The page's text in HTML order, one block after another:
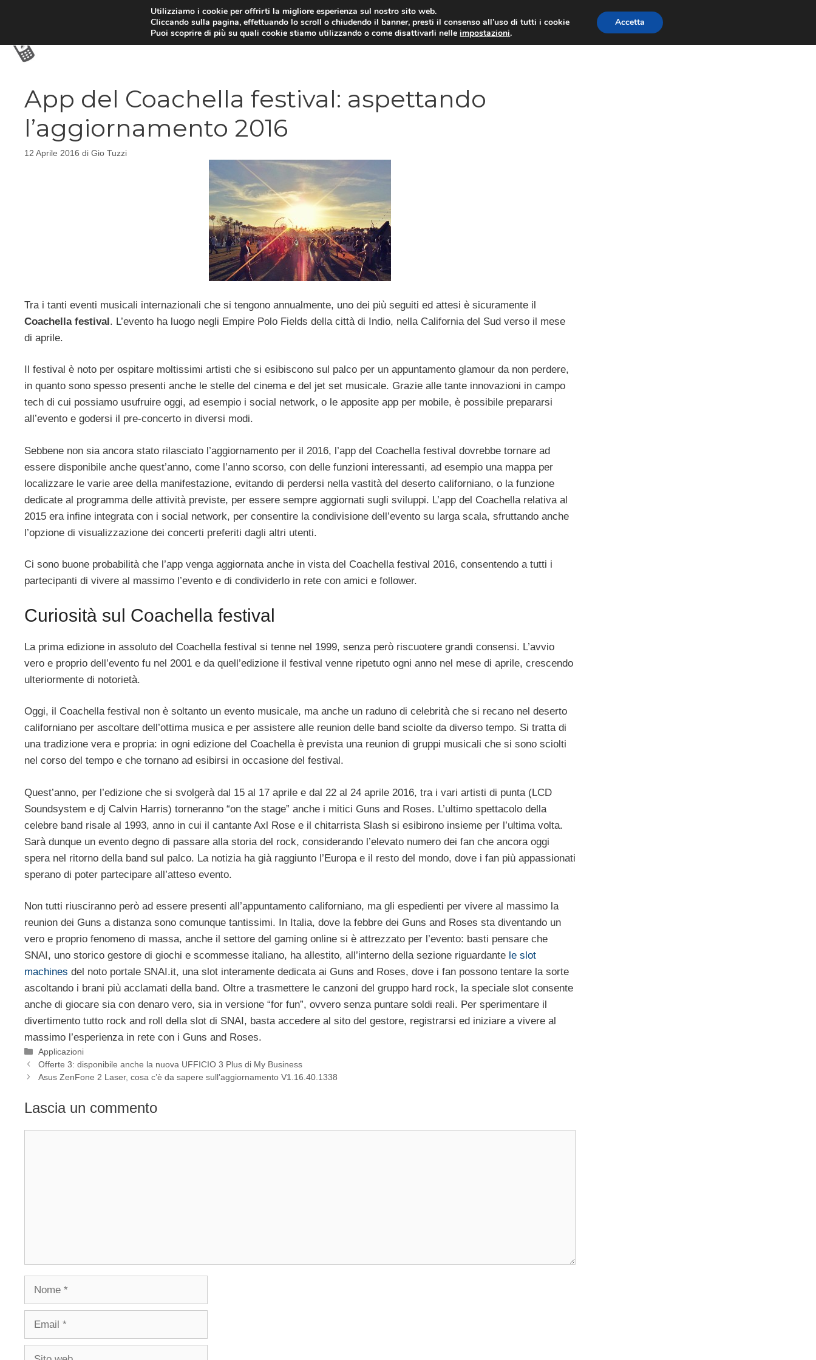
TARIFFE E PROMOZIONI
App del Coachella festival: aspettando
l’aggiornamento 2016
12 Aprile 2016 di Gio Tuzzi
Tra i tanti eventi musicali internazionali che si tengono annualmente, uno dei più seguiti ed attesi è sicuramente il
Coachella festival. L’evento ha luogo negli Empire Polo Fields della città di Indio, nella California del Sud verso il mese
di aprile.
Il festival è noto per ospitare moltissimi artisti che si esibiscono sul palco per un appuntamento glamour da non perdere,
in quanto sono spesso presenti anche le stelle del cinema e del jet set musicale. Grazie alle tante innovazioni in campo
tech di cui possiamo usufruire oggi, ad esempio i social network, o le apposite app per mobile, è possibile prepararsi
all’evento e godersi il pre-concerto in diversi modi.
Sebbene non sia ancora stato rilasciato l’aggiornamento per il 2016, l’app del Coachella festival dovrebbe tornare ad
essere disponibile anche quest’anno, come l’anno scorso, con delle funzioni interessanti, ad esempio una mappa per
localizzare le varie aree della manifestazione, evitando di perdersi nella vastità del deserto californiano, o la funzione
dedicate al programma delle attività previste, per essere sempre aggiornati sugli sviluppi. L’app del Coachella relativa al
2015 era infine integrata con i social network, per consentire la condivisione dell’evento su larga scala, sfruttando anche
l’opzione di visualizzazione dei concerti preferiti dagli altri utenti.
Ci sono buone probabilità che l’app venga aggiornata anche in vista del Coachella festival 2016, consentendo a tutti i
partecipanti di vivere al massimo l’evento e di condividerlo in rete con amici e follower.
Curiosità sul Coachella festival
La prima edizione in assoluto del Coachella festival si tenne nel 1999, senza però riscuotere grandi consensi. L’avvio
vero e proprio dell’evento fu nel 2001 e da quell’edizione il festival venne ripetuto ogni anno nel mese di aprile, crescendo
ulteriormente di notorietà.
Oggi, il Coachella festival non è soltanto un evento musicale, ma anche un raduno di celebrità che si recano nel deserto
californiano per ascoltare dell’ottima musica e per assistere alle reunion delle band sciolte da diverso tempo. Si tratta di
una tradizione vera e propria: in ogni edizione del Coachella è prevista una reunion di gruppi musicali che si sono sciolti
nel corso del tempo e che tornano ad esibirsi in occasione del festival.
Quest’anno, per l’edizione che si svolgerà dal 15 al 17 aprile e dal 22 al 24 aprile 2016, tra i vari artisti di punta (LCD
Soundsystem e dj Calvin Harris) torneranno “on the stage” anche i mitici Guns and Roses. L’ultimo spettacolo della
celebre band risale al 1993, anno in cui il cantante Axl Rose e il chitarrista Slash si esibirono insieme per l’ultima volta.
Sarà dunque un evento degno di passare alla storia del rock, considerando l’elevato numero dei fan che ancora oggi
spera nel ritorno della band sul palco. La notizia ha già raggiunto l’Europa e il resto del mondo, dove i fan più appassionati
sperano di poter partecipare all’atteso evento.
Non tutti riusciranno però ad essere presenti all’appuntamento californiano, ma gli espedienti per vivere al massimo la
reunion dei Guns a distanza sono comunque tantissimi. In Italia, dove la febbre dei Guns and Roses sta diventando un
vero e proprio fenomeno di massa, anche il settore del gaming online si è attrezzato per l’evento: basti pensare che
SNAI, uno storico gestore di giochi e scommesse italiano, ha allestito, all’interno della sezione riguardante le slot
machines del noto portale SNAI.it, una slot interamente dedicata ai Guns and Roses, dove i fan possono tentare la sorte
ascoltando i brani più acclamati della band. Oltre a trasmettere le canzoni del gruppo hard rock, la speciale slot consente
anche di giocare sia con denaro vero, sia in versione “for fun”, ovvero senza puntare soldi reali. Per sperimentare il
divertimento tutto rock and roll della slot di SNAI, basta accedere al sito del gestore, registrarsi ed iniziare a vivere al
massimo l’esperienza in rete con i Guns and Roses.
Categorie
Applicazioni
Offerte 3: disponibile anche la nuova UFFICIO 3 Plus di My Business
Asus ZenFone 2 Laser, cosa c’è da sapere sull’aggiornamento V1.16.40.1338
Lascia un commento
Utilizziamo i cookie per offrirti la migliore esperienza sul nostro sito web.
Cliccando sulla pagina, effettuando lo scroll o chiudendo il banner, presti il consenso all’uso di tutti i cookie
Puoi scoprire di più su quali cookie stiamo utilizzando o come disattivarli nelleimpostazioni.
Accetta